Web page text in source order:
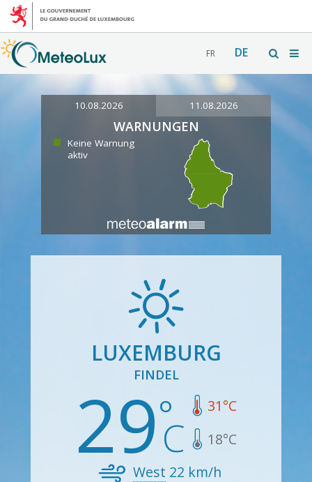
FR DE
10.08.2026 11.08.2026
WARNUNGEN
Keine Warnung
aktiv
LUXEMBURG
FINDEL
29 31°C
18°C
West 22 km/h